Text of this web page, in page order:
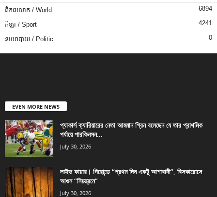
ពិភពលោក / World 6894
កីឡា / Sport 4241
នយោបាយ / Politic 0
EVEN MORE NEWS
প্যাকার্স ক্যারিয়ারের নেতা আহমান গ্রিন বলেছেন যে তার প্রাথমিক
পর্যায়ে পারকিনসন...
July 30, 2026
লাইভ ফায়ার। গিরোন্ডে “প্রথম দিন একটু আশাবাদী”, বিসকারোসে
আগুন “নিয়ন্ত্রনে”
July 30, 2026